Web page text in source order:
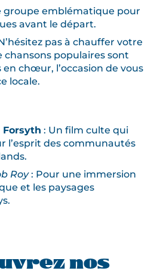
groupe emblématique pour
avant le départ.
pas à chauffer votre
chansons populaires sont
chœur, l’occasion de vous
locale.
Forsyth : Un film culte qui
l’esprit des communautés
Roy: Pour une immersion
et les paysages
nos